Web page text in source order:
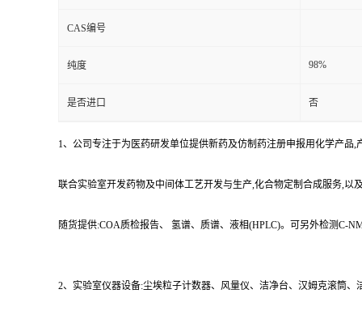
CAS编号
纯度 98%
是否进口 否
1、公司专注于为医药研发单位提供新药及仿制药注册申报用化学产
联合实验室开发药物及中间体工艺开发与生产,化合物定制合成服务,以
随货提供:COA质检报告、 氢谱、质谱、液相(HPLC)。可另外检测C-
2、实验室仪器设备:尘埃粒子计数器、风量仪、洁净台、汉姆克滚筒